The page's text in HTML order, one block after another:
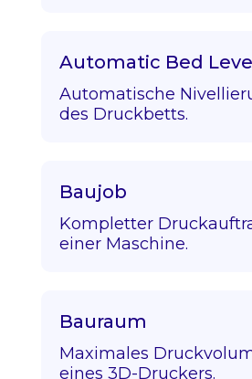
Automatic Bed
Automatische
des Druckbetts.
Baujob
Kompletter
einer Maschine.
Bauraum
Maximales
eines 3D-Druckers.